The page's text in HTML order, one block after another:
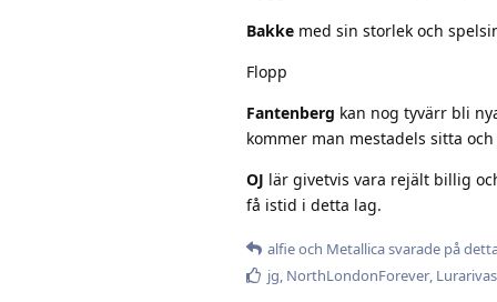
Bakke med sin storlek och
Flopp
Fantenberg kan nog tyvärr bli
kommer man mestadels sitta
OJ lär givetvis vara rejält billig
få istid i detta lag.
alfieoch Metallicasvarade på
jg NorthLondonForever